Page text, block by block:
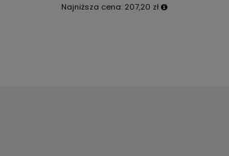
Najniższa cena: 207,20 zł